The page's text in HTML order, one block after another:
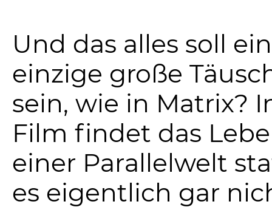
Und das alles soll
einzige große
sein, wie in Matrix?
Film findet das
einer Parallelwelt
es eigentlich gar